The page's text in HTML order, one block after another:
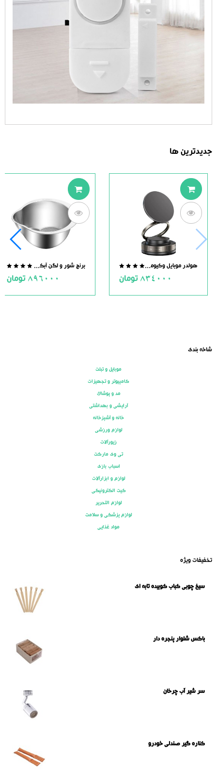
جدیدترین ها
out
5
هولدر موبایل وکیومی مگنت دار
834000 تومان
5
برنج شور و لگن آبکش دار استیل
896000 تومان
شاخه بندی
موبایل و تبلت
کامپیوتر و تجهیزات
مد و پوشاک
آرایشی و بهداشتی
خانه و آشپزخانه
لوازم ورزشی
زیورآلات
تی وی مارکت
اسباب بازی
لوازم و ابزارآلات
کیت الکترونیکی
لوازم التحریر
لوازم پزشکی و سلامت
مواد غذایی
تخفیفات ویژه
سیخ چوبی کباب کوبیده تابه ای
باکس شلوار پنجره دار
سر شیر آب چرخان
کناره گیر صندلی خودرو